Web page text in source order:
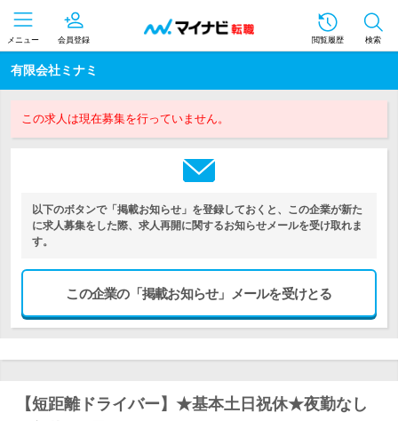
メニュー 会員登録 閲覧履歴 検索
有限会社ミナミ
この求人は現在募集を行っていません。
以下のボタンで「掲載お知らせ」を登録しておくと、この企業が新た
に求人募集をした際、求人再開に関するお知らせメールを受け取れま
す。
この企業の「掲載お知らせ」メールを受けとる
【短距離ドライバー】★基本土日祝休★夜勤なし